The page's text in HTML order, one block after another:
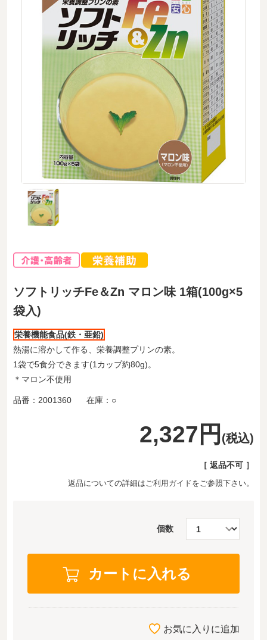
ソフトリッチFe＆Zn マロン味 1箱(100g×5
袋入)
2,327円 (税込)
品番： 2001360 在庫： ○
［ 返品不可 ］
返品についての詳細は ご利用ガイドをご参照下さい。
個数
お気に入りに追加
栄養機能食品(鉄・亜鉛)
熱湯に溶かして作る、栄養調整プリンの素。
1袋で5食分できます(1カップ約80g)。
＊マロン不使用